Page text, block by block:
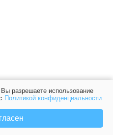
разрешаете использование
Политикой конфиденциальности